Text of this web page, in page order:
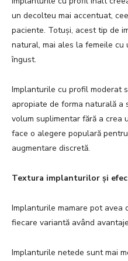
un decolteu mai accentuat,
paciente. Totuși, acest tip de
natural, mai ales la femeile cu
îngust.
Implanturile cu profil moderat
apropiate de forma naturală a
volum suplimentar fără a crea
face o alegere populară
augmentare discretă.
Textura implanturilor și
Implanturile mamare pot avea
fiecare variantă având
Implanturile netede sunt mai